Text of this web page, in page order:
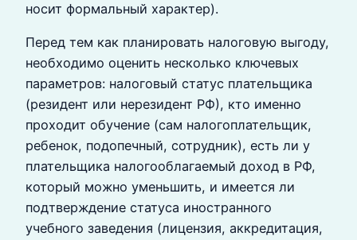
носит формальный характер).
Перед тем как планировать налоговую выгоду,
необходимо оценить несколько ключевых
параметров: налоговый статус плательщика
(резидент или нерезидент РФ), кто именно
проходит обучение (сам налогоплательщик,
ребенок, подопечный, сотрудник), есть ли у
плательщика налогооблагаемый доход в РФ,
который можно уменьшить, и имеется ли
подтверждение статуса иностранного
учебного заведения (лицензия, аккредитация,